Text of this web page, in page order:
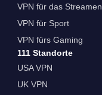
VPN für das Streamen
VPN für Sport
VPN fürs Gaming
111 Standorte
USA VPN
UK VPN